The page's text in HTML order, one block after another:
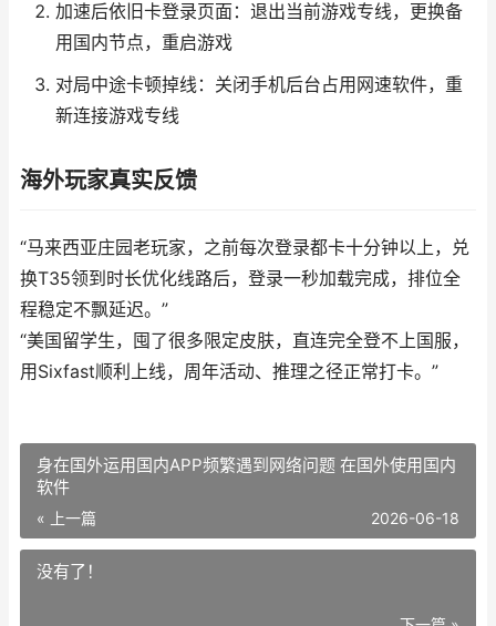
加速后依旧卡登录页面：退出当前游戏专线，更换备
用国内节点，重启游戏
对局中途卡顿掉线：关闭手机后台占用网速软件，重
新连接游戏专线
海外玩家真实反馈
“马来西亚庄园老玩家，之前每次登录都卡十分钟以上，兑
换T35领到时长优化线路后，登录一秒加载完成，排位全
程稳定不飘延迟。”
“美国留学生，囤了很多限定皮肤，直连完全登不上国服，
用Sixfast顺利上线，周年活动、推理之径正常打卡。”
身在国外运用国内APP频繁遇到网络问题 在国外使用国内
软件
« 上一篇 2026-06-18
没有了！